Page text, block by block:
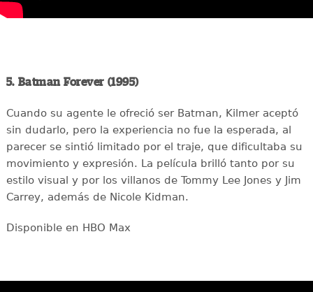
5. Batman Forever (1995)
Cuando su agente le ofreció ser Batman, Kilmer aceptó
sin dudarlo, pero la experiencia no fue la esperada, al
parecer se sintió limitado por el traje, que dificultaba su
movimiento y expresión. La película brilló tanto por su
estilo visual y por los villanos de Tommy Lee Jones y Jim
Carrey, además de Nicole Kidman.
Disponible en HBO Max